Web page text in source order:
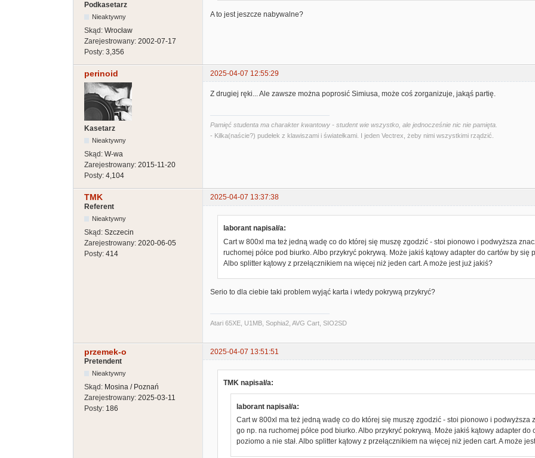
Podkasetarz
Nieaktywny
Skąd: Wrocław
Zarejestrowany: 2002-07-17
Posty: 3,356
A to jest jeszcze nabywalne?
perinoid 2025-04-07 12:55:29
Kasetarz
Nieaktywny
Skąd: W-wa
Zarejestrowany: 2015-11-20
Posty: 4,104
Z drugiej ręki... Ale zawsze można poprosić Simiusa, może coś zorganizuje, jakąś partię.
Pamięć studenta ma charakter kwantowy - student wie wszystko, ale jednocześnie nic nie pamięta.
- Kilka(naście?) pudełek z klawiszami i światełkami. I jeden Vectrex, żeby nimi wszystkimi rządzić.
TMK
2025-04-07 13:37:38
Referent
Nieaktywny
Skąd: Szczecin
Zarejestrowany: 2020-06-05
Posty: 414
laborant napisał/a:
Cart w 800xl ma też jedną wadę co do której się muszę zgodzić - stoi pionowo i podwyższa
ruchomej półce pod biurko. Albo przykryć pokrywą. Może jakiś kątowy adapter do cartów by się
Albo splitter kątowy z przełącznikiem na więcej niż jeden cart. A może jest już jakiś?
Serio to dla ciebie taki problem wyjąć karta i wtedy pokrywą przykryć?
Atari 65XE, U1MB, Sophia2, AVG Cart, SIO2SD
przemek-o
2025-04-07 13:51:51
Pretendent
Nieaktywny
Skąd: Mosina / Poznań
Zarejestrowany: 2025-03-11
Posty: 186
TMK napisał/a:
laborant napisał/a:
Cart w 800xl ma też jedną wadę co do której się muszę zgodzić - stoi pionowo i
go np. na ruchomej półce pod biurko. Albo przykryć pokrywą. Może jakiś kątowy adapter do
poziomo a nie stał. Albo splitter kątowy z przełącznikiem na więcej niż jeden cart. A może